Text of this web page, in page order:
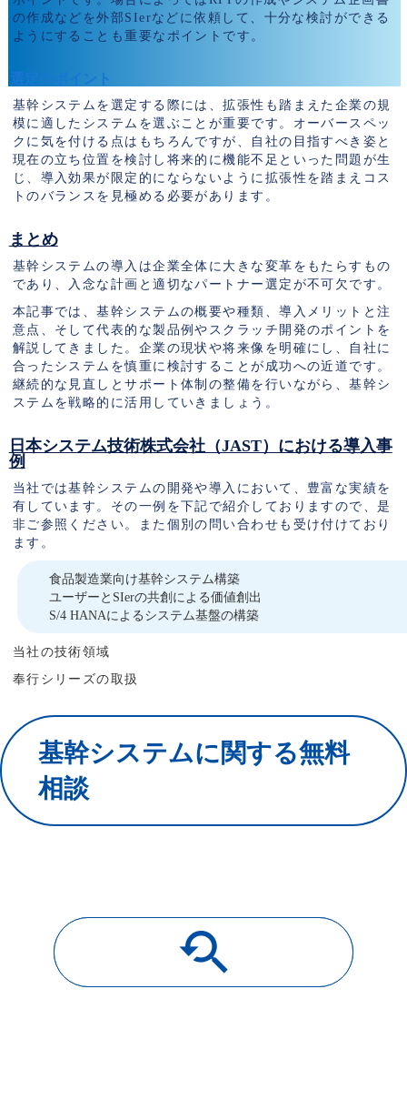
の作成などを外部SIerなどに依頼して、十分な検討ができる
ようにすることも重要なポイントです。
選定のポイント
基幹システムを選定する際には、拡張性も踏まえた企業の規
模に適したシステムを選ぶことが重要です。オーバースペッ
クに気を付ける点はもちろんですが、自社の目指すべき姿と
現在の立ち位置を検討し将来的に機能不足といった問題が生
じ、導入効果が限定的にならないように拡張性を踏まえコス
トのバランスを見極める必要があります。
まとめ
基幹システムの導入は企業全体に大きな変革をもたらすもの
であり、入念な計画と適切なパートナー選定が不可欠です。
本記事では、基幹システムの概要や種類、導入メリットと注
意点、そして代表的な製品例やスクラッチ開発のポイントを
解説してきました。企業の現状や将来像を明確にし、自社に
合ったシステムを慎重に検討することが成功への近道です。
継続的な見直しとサポート体制の整備を行いながら、基幹シ
ステムを戦略的に活用していきましょう。
日本システム技術株式会社（JAST）における導入事
例
当社では基幹システムの開発や導入において、豊富な実績を
有しています。その一例を下記で紹介しておりますので、是
非ご参照ください。また個別の問い合わせも受け付けており
ます。
食品製造業向け基幹システム構築
ユーザーとSIerの共創による価値創出
S/4 HANAによるシステム基盤の構築
当社の技術領域
奉行シリーズの取扱
基幹システムに関する無料
相談
導入事例一覧
youtube_searched_for